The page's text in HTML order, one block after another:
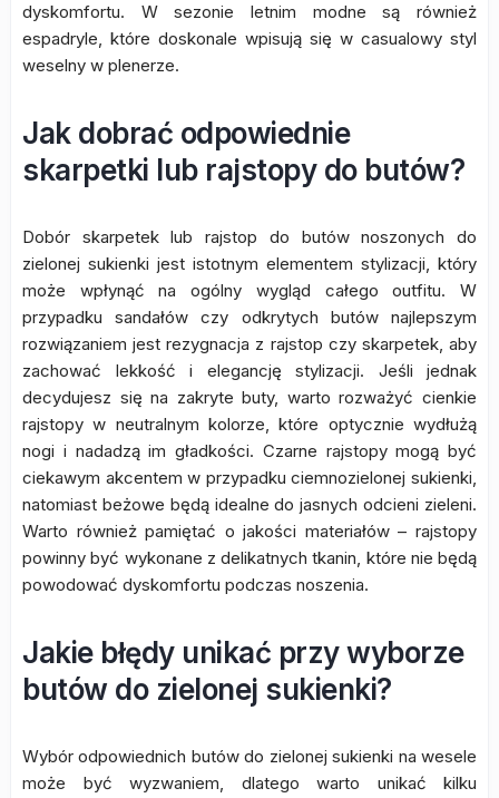
dyskomfortu. W sezonie letnim modne są również
espadryle, które doskonale wpisują się w casualowy styl
weselny w plenerze.
Jak dobrać odpowiednie
skarpetki lub rajstopy do butów?
Dobór skarpetek lub rajstop do butów noszonych do
zielonej sukienki jest istotnym elementem stylizacji, który
może wpłynąć na ogólny wygląd całego outfitu. W
przypadku sandałów czy odkrytych butów najlepszym
rozwiązaniem jest rezygnacja z rajstop czy skarpetek, aby
zachować lekkość i elegancję stylizacji. Jeśli jednak
decydujesz się na zakryte buty, warto rozważyć cienkie
rajstopy w neutralnym kolorze, które optycznie wydłużą
nogi i nadadzą im gładkości. Czarne rajstopy mogą być
ciekawym akcentem w przypadku ciemnozielonej sukienki,
natomiast beżowe będą idealne do jasnych odcieni zieleni.
Warto również pamiętać o jakości materiałów – rajstopy
powinny być wykonane z delikatnych tkanin, które nie będą
powodować dyskomfortu podczas noszenia.
Jakie błędy unikać przy wyborze
butów do zielonej sukienki?
Wybór odpowiednich butów do zielonej sukienki na wesele
może być wyzwaniem, dlatego warto unikać kilku